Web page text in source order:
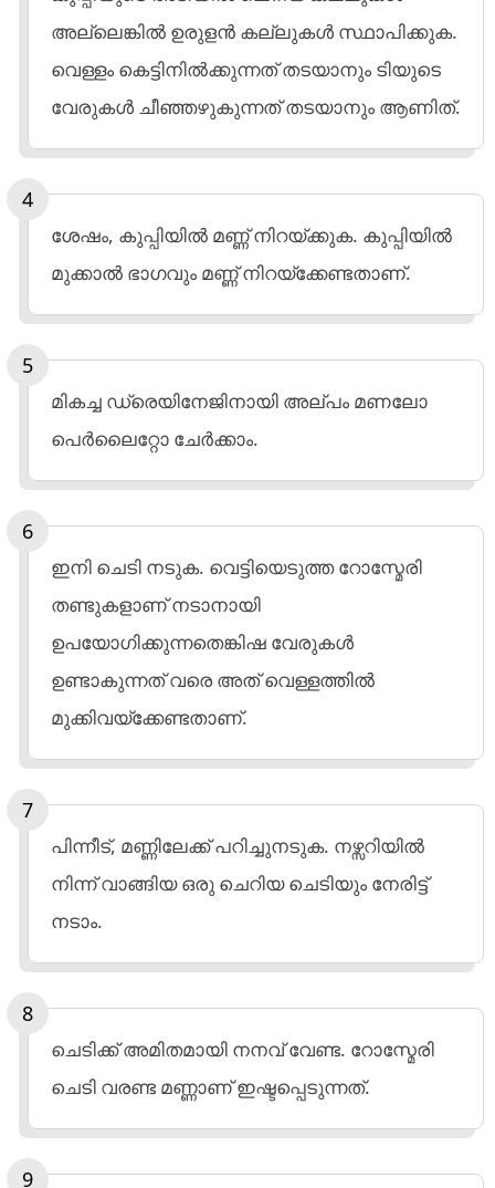
അല്ലെങ്കിൽ ഉരുളൻ കല്ലുകൾ സ്ഥാപിക്കുക.
വെള്ളം കെട്ടിനിൽക്കുന്നത് തടയാനും ടിയുടെ
വേരുകൾ ചീഞ്ഞഴുകുന്നത് തടയാനും ആണിത്.
ശേഷം, കുപ്പിയിൽ മണ്ണ് നിറയ്ക്കുക. കുപ്പിയിൽ
മുക്കാൽ ഭാഗവും മണ്ണ് നിറയ്ക്കേണ്ടതാണ്.
മികച്ച ഡ്രെയിനേജിനായി അല്പം മണലോ
പെർലൈറ്റോ ചേർക്കാം.
ഇനി ചെടി നടുക. വെട്ടിയെടുത്ത റോസ്മേരി
തണ്ടുകളാണ് നടാനായി
ഉപയോഗിക്കുന്നതെങ്കിഷ വേരുകൾ
ഉണ്ടാകുന്നത് വരെ അത് വെള്ളത്തിൽ
മുക്കിവയ്ക്കേണ്ടതാണ്.
പിന്നീട്, മണ്ണിലേക്ക് പറിച്ചുനടുക. നഴ്സറിയിൽ
നിന്ന് വാങ്ങിയ ഒരു ചെറിയ ചെടിയും നേരിട്ട്
നടാം.
ചെടിക്ക് അമിതമായി നനവ് വേണ്ട. റോസ്മേരി
ചെടി വരണ്ട മണ്ണാണ് ഇഷ്ടപ്പെടുന്നത്.